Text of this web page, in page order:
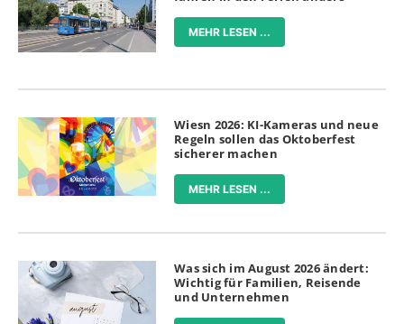
MEHR LESEN ...
Wiesn 2026: KI-Kameras und neue
Regeln sollen das Oktoberfest
sicherer machen
MEHR LESEN ...
Was sich im August 2026 ändert:
Wichtig für Familien, Reisende
und Unternehmen